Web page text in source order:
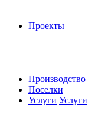
Проекты
Производство
Поселки
Услуги Услуги